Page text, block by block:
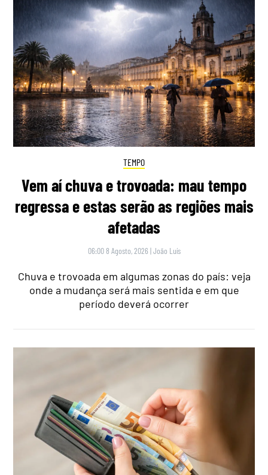
TEMPO
Vem aí chuva e trovoada: mau tempo
regressa e estas serão as regiões mais
afetadas
06:00 8 Agosto, 2026 |João Luís
Chuva e trovoada em algumas zonas do país: veja
onde a mudança será mais sentida e em que
período deverá ocorrer